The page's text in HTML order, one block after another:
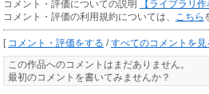
コメント・評価についての説明
【ライブラリ
コメント・評価の利用規約については、
こちら
[ コメント・評価をする /すべてのコメントを見
この作品へのコメントはまだありません。
最初のコメントを書いてみませんか？